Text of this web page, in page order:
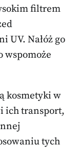
filtrem
UV. Nałóż go
wspomoże
kosmetyki w
ich transport,
tych